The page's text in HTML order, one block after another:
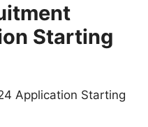
Starting
Application Starting